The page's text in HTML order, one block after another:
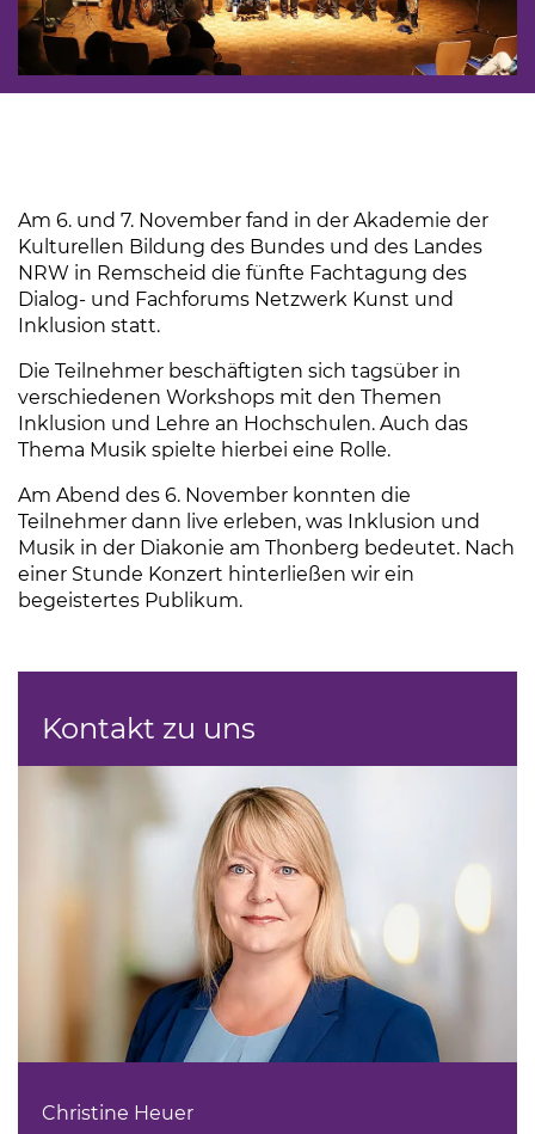
Am 6. und 7. November fand in der Akademie der
Kulturellen Bildung des Bundes und des Landes
NRW in Remscheid die fünfte Fachtagung des
Dialog- und Fachforums Netzwerk Kunst und
Inklusion statt.
Die Teilnehmer beschäftigten sich tagsüber in
verschiedenen Workshops mit den Themen
Inklusion und Lehre an Hochschulen. Auch das
Thema Musik spielte hierbei eine Rolle.
Am Abend des 6. November konnten die
Teilnehmer dann live erleben, was Inklusion und
Musik in der Diakonie am Thonberg bedeutet. Nach
einer Stunde Konzert hinterließen wir ein
begeistertes Publikum.
Kontakt zu uns
Christine Heuer